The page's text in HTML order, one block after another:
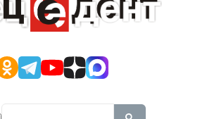
To search this site, enter a